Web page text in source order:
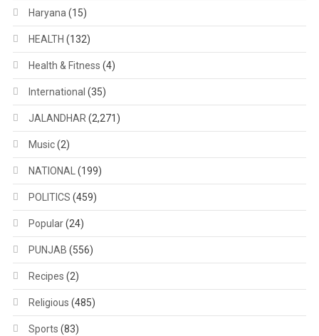
Haryana (15)
HEALTH (132)
Health & Fitness (4)
International (35)
JALANDHAR (2,271)
Music(2)
NATIONAL (199)
POLITICS (459)
Popular(24)
PUNJAB (556)
Recipes (2)
Religious (485)
Sports (83)